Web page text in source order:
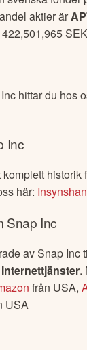
aktier är
422,501,965
hittar du hos
Inc
historik
här:
Snap Inc
avSnap Inc
Internettjänster.
från USA,
USA